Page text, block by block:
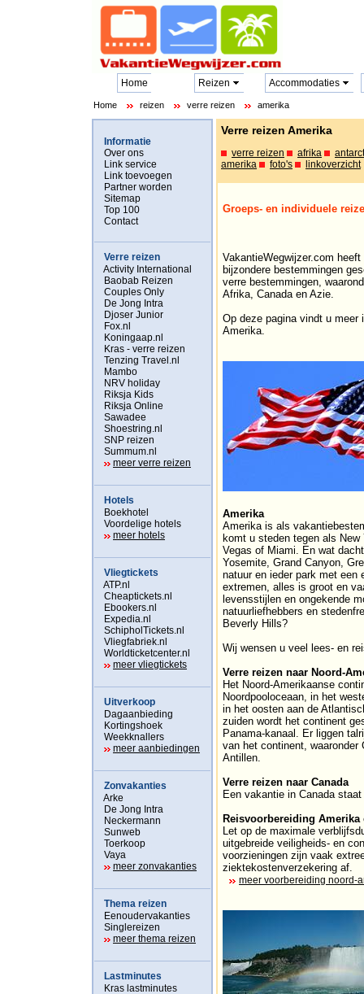
Home Reizen Accommodaties
Home reizen verre reizen amerika
Informatie
Over ons
Link service
Link toevoegen
Partner worden
Sitemap
Top 100
Contact
Verre reizen
Activity International
Baobab Reizen
Couples Only
De Jong Intra
Djoser Junior
Fox.nl
Koningaap.nl
Kras - verre reizen
Tenzing Travel.nl
Mambo
NRV holiday
Riksja Kids
Riksja Online
Sawadee
Shoestring.nl
SNP reizen
Summum.nl
meer verre reizen
Hotels
Boekhotel
Voordelige hotels
meer hotels
Vliegtickets
ATP.nl
Cheaptickets.nl
Ebookers.nl
Expedia.nl
SchipholTickets.nl
Vliegfabriek.nl
Worldticketcenter.nl
meer vliegtickets
Uitverkoop
Dagaanbieding
Kortingshoek
Weekknallers
meer aanbiedingen
Zonvakanties
Arke
De Jong Intra
Neckermann
Sunweb
Toerkoop
Vaya
meer zonvakanties
Thema reizen
Eenoudervakanties
Singlereizen
meer thema reizen
Lastminutes
Kras lastminutes
Verre reizen Amerika
verre reizen afrika
amerika
foto's linkoverzicht
Groeps- en individuele
VakantieWegwijzer.com
bijzondere bestemmingen
verre bestemmingen,
Afrika, Canada en Azie.
Op deze pagina vindt u meer
Amerika.
Amerika
Amerika is als
komt u steden tegen als
Vegas of Miami. En wat
Yosemite, Grand Canyon,
natuur en ieder park met een
extremen, alles is groot en
levensstijlen en ongekende
natuurliefhebbers en
Beverly Hills?
Wij wensen u veel lees- en
Verre reizen naar Noord-
Het Noord-Amerikaanse
Noordpooloceaan, in het
in het oosten aan de
zuiden wordt het continent
Panama-kanaal. Er liggen
van het continent, waaronder
Antillen.
Verre reizen naar Canada
Een vakantie in Canada
Reisvoorbereiding Amerika
Let op de maximale
uitgebreide veiligheids- en
voorzieningen zijn vaak
ziektekostenverzekering af.
meer voorbereiding noord-